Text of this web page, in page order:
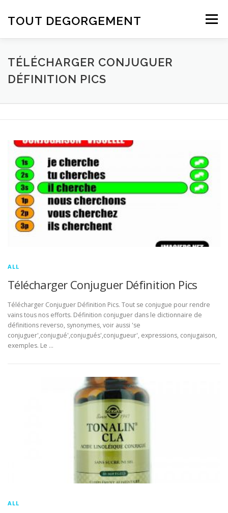
TOUT DEGORGEMENT Menu
TÉLÉCHARGER CONJUGUER
DÉFINITION PICS
ALL
Télécharger Conjuguer Définition Pics
Télécharger Conjuguer Définition Pics. Tout se conjugue pour rendre
vains tous nos efforts. Définition conjuguer dans le dictionnaire de
définitions reverso, synonymes, voir aussi 'se
conjuguer',conjugué',conjugués',conjugueur', expressions, conjugaison,
exemples. Le …
ALL